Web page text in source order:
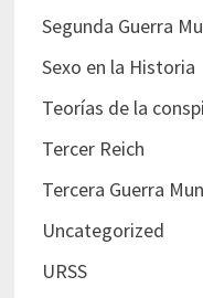
Segunda Guerra
Sexo en la Historia
Teorías de la
Tercer Reich
Tercera Guerra
Uncategorized
URSS